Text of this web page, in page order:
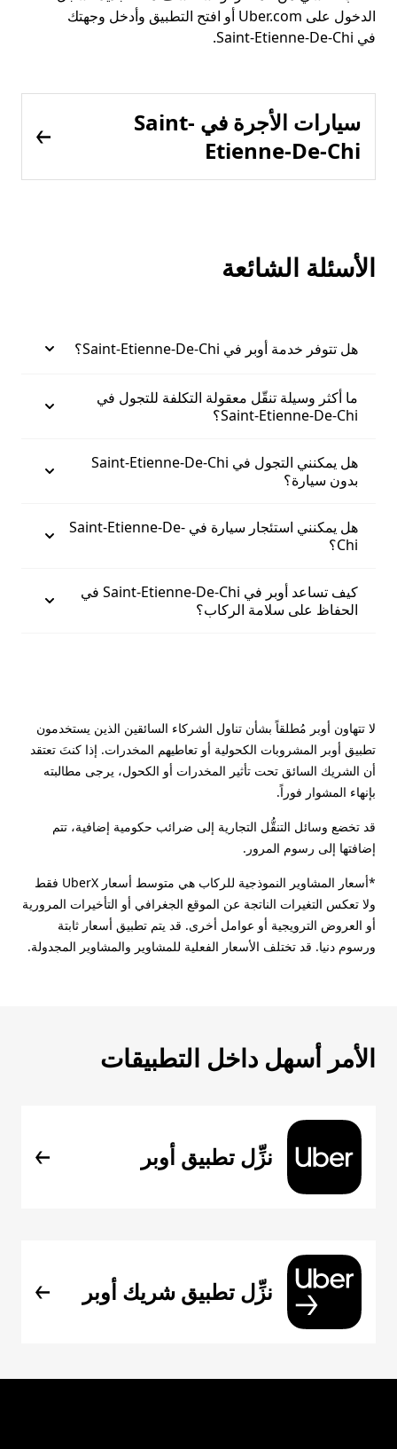
الدخول على Uber.com أو افتح التطبيق وأدخل وجهتك
في Saint-Etienne-De-Chi.
سيارات الأجرة في Saint-
Etienne-De-Chi
الأسئلة الشائعة
هل تتوفر خدمة أوبر في Saint-Etienne-De-Chi؟
ما أكثر وسيلة تنقّل معقولة التكلفة للتجول في
Saint-Etienne-De-Chi؟
هل يمكنني التجول في Saint-Etienne-De-Chi
بدون سيارة؟
هل يمكنني استئجار سيارة في Saint-Etienne-De-
Chi؟
كيف تساعد أوبر في Saint-Etienne-De-Chi في
الحفاظ على سلامة الركاب؟
لا تتهاون أوبر مُطلقاً بشأن تناول الشركاء السائقين الذين يستخدمون
تطبيق أوبر المشروبات الكحولية أو تعاطيهم المخدرات. إذا كنتَ تعتقد
أن الشريك السائق تحت تأثير المخدرات أو الكحول، يرجى مطالبته
بإنهاء المشوار فوراً.
قد تخضع وسائل التنقُّل التجارية إلى ضرائب حكومية إضافية، تتم
إضافتها إلى رسوم المرور.
*أسعار المشاوير النموذجية للركاب هي متوسط أسعار UberX فقط
ولا تعكس التغيرات الناتجة عن الموقع الجغرافي أو التأخيرات المرورية
أو العروض الترويجية أو عوامل أخرى. قد يتم تطبيق أسعار ثابتة
ورسوم دنيا. قد تختلف الأسعار الفعلية للمشاوير والمشاوير المجدولة.
الأمر أسهل داخل التطبيقات
نزِّل تطبيق أوبر
نزِّل تطبيق شريك أوبر